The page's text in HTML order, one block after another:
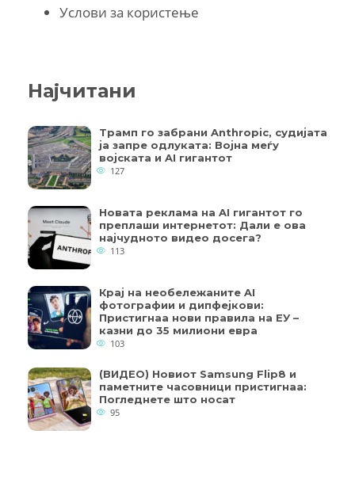
Услови за користење
Најчитани
Трамп го забрани Anthropic, судијата
ја запре одлуката: Војна меѓу
војската и AI гигантот
127
Новата реклама на AI гигантот го
преплаши интернетот: Дали е ова
најчудното видео досега?
113
Крај на необележаните AI
фотографии и дипфејкови:
Пристигнаа нови правила на ЕУ –
казни до 35 милиони евра
103
(ВИДЕО) Новиот Samsung Flip8 и
паметните часовници пристигнаа:
Погледнете што носат
95